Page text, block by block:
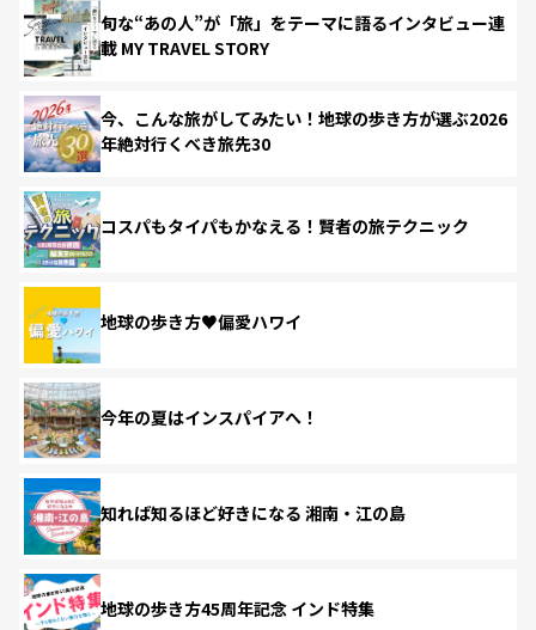
旬な“あの人”が「旅」をテーマに語るインタビュー連
載 MY TRAVEL STORY
今、こんな旅がしてみたい！地球の歩き方が選ぶ2026
年絶対行くべき旅先30
コスパもタイパもかなえる！賢者の旅テクニック
地球の歩き方♥偏愛ハワイ
今年の夏はインスパイアへ！
知れば知るほど好きになる 湘南・江の島
地球の歩き方45周年記念 インド特集